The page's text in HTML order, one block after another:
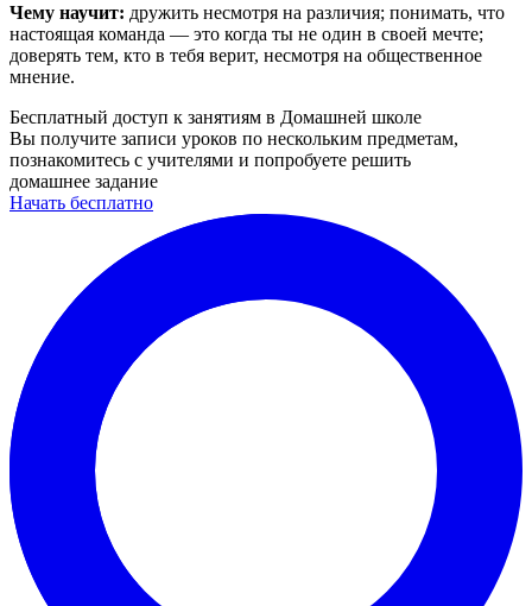
Чему научит: дружить несмотря на различия; понимать, что
настоящая команда — это когда ты не один в своей мечте;
доверять тем, кто в тебя верит, несмотря на общественное
мнение.
Бесплатный доступ к занятиям в Домашней школе
Вы получите записи уроков по нескольким предметам,
познакомитесь с учителями и попробуете решить
домашнее задание
Начать бесплатно